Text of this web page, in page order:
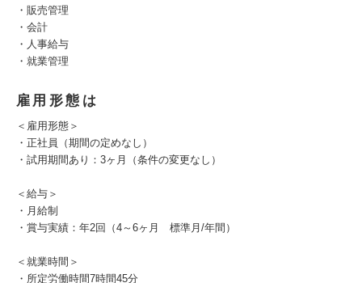
・販売管理
・会計
・人事給与
・就業管理
雇用形態は
＜雇用形態＞
・正社員（期間の定めなし）
・試用期間あり：3ヶ月（条件の変更なし）
＜給与＞
・月給制
・賞与実績：年2回（4～6ヶ月 標準月/年間）
＜就業時間＞
・所定労働時間7時間45分